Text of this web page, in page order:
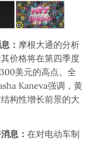
： 摩根大通的分析
价格将在第四季度
美元的高点。全
Kaneva强调，黄
构性增长前景的大
息： 在对电动车制